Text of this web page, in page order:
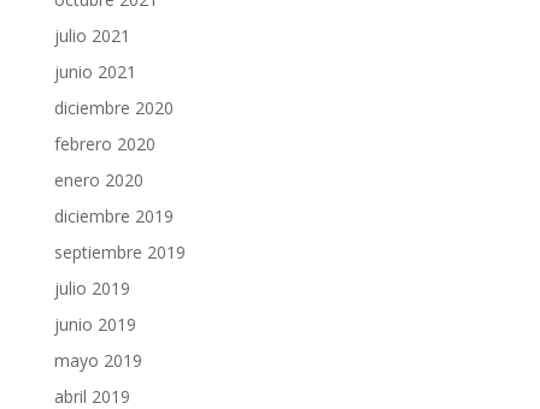
julio 2021
junio 2021
diciembre 2020
febrero 2020
enero 2020
diciembre 2019
septiembre 2019
julio 2019
junio 2019
mayo 2019
abril 2019